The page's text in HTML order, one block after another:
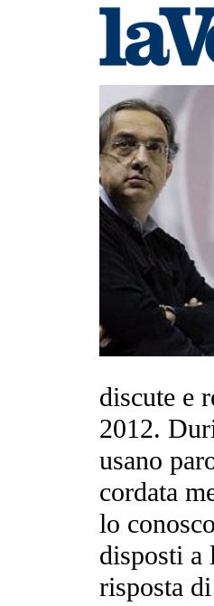
discute e
2012.
usano
cordata
lo
disposti a
risposta